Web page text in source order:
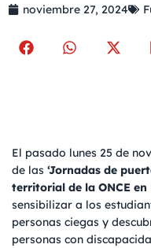
noviembre 27, 2024
El pasado lunes 25 de
de las ‘Jornadas de
territorial de la ONCE en
sensibilizar a los
personas ciegas y
personas con